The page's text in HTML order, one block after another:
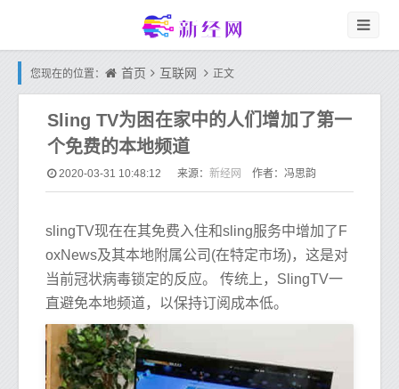
您现在的位置： 首页 互联网 正文
Sling TV为困在家中的人们增加了第一
个免费的本地频道
2020-03-31 10:48:12 来源： 新经网 作者：冯思韵
slingTV现在在其免费入住和sling服务中增加了F
oxNews及其本地附属公司(在特定市场)，这是对
当前冠状病毒锁定的反应。 传统上，SlingTV一
直避免本地频道，以保持订阅成本低。